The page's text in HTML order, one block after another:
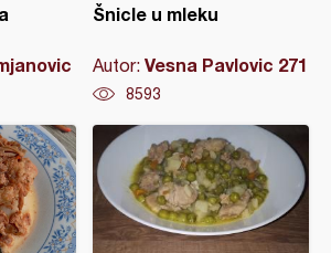
Šnicle u mleku
Autor: Vesna Pavlovic 271
8593